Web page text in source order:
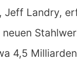
Jeff Landry,
neuen
4,5